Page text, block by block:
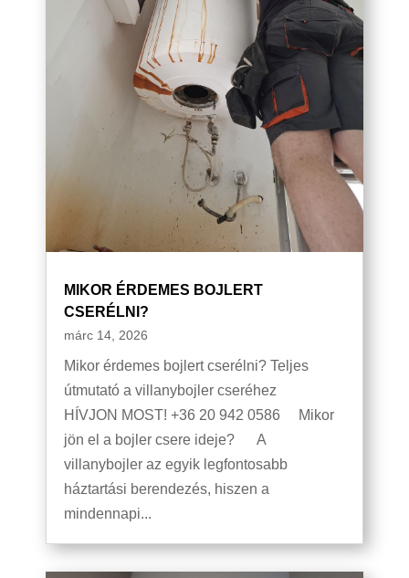
MIKOR ÉRDEMES BOJLERT
CSERÉLNI?
márc 14, 2026
Mikor érdemes bojlert cserélni? Teljes
útmutató a villanybojler cseréhez
HÍVJON MOST! +36 20 942 0586 Mikor
jön el a bojler csere ideje? A
villanybojler az egyik legfontosabb
háztartási berendezés, hiszen a
mindennapi...